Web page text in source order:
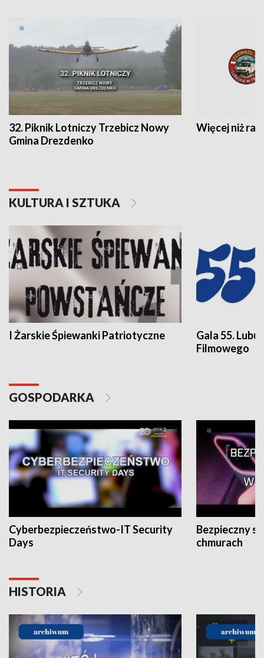
32. Piknik Lotniczy Trzebicz Nowy
Gmina Drezdenko
Więcej niż rajd
KULTURA I SZTUKA
I Żarskie Śpiewanki Patriotyczne
Gala 55.
Filmowego
GOSPODARKA
Cyberbezpieczeństwo-IT Security
Days
Bezpieczny
chmurach
HISTORIA